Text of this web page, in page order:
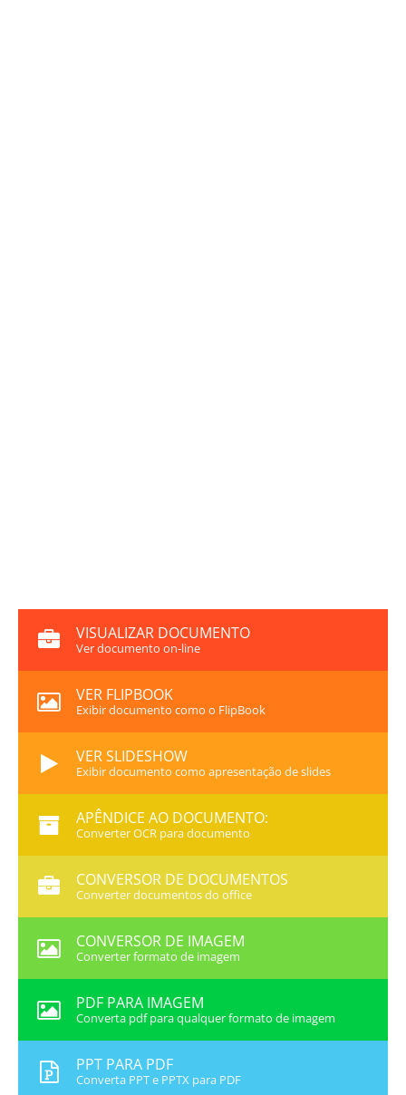
VISUALIZAR DOCUMENTO
Ver documento on-line
VER FLIPBOOK
Exibir documento como o FlipBook
VER SLIDESHOW
Exibir documento como apresentação de slides
APÊNDICE AO DOCUMENTO:
Converter OCR para documento
CONVERSOR DE DOCUMENTOS
Converter documentos do office
CONVERSOR DE IMAGEM
Converter formato de imagem
PDF PARA IMAGEM
Converta pdf para qualquer formato de imagem
PPT PARA PDF
Converta PPT e PPTX para PDF